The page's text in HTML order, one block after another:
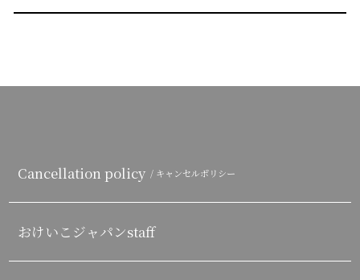
Cancellation policy / キャンセルポリシー
おけいこジャパンstaff